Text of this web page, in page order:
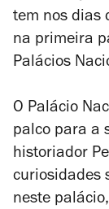
tem nos dias
na primeira
Palácios
O Palácio
palco para a
historiador
curiosidades
neste